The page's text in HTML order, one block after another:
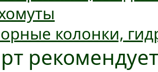
колонки,
рекомендует